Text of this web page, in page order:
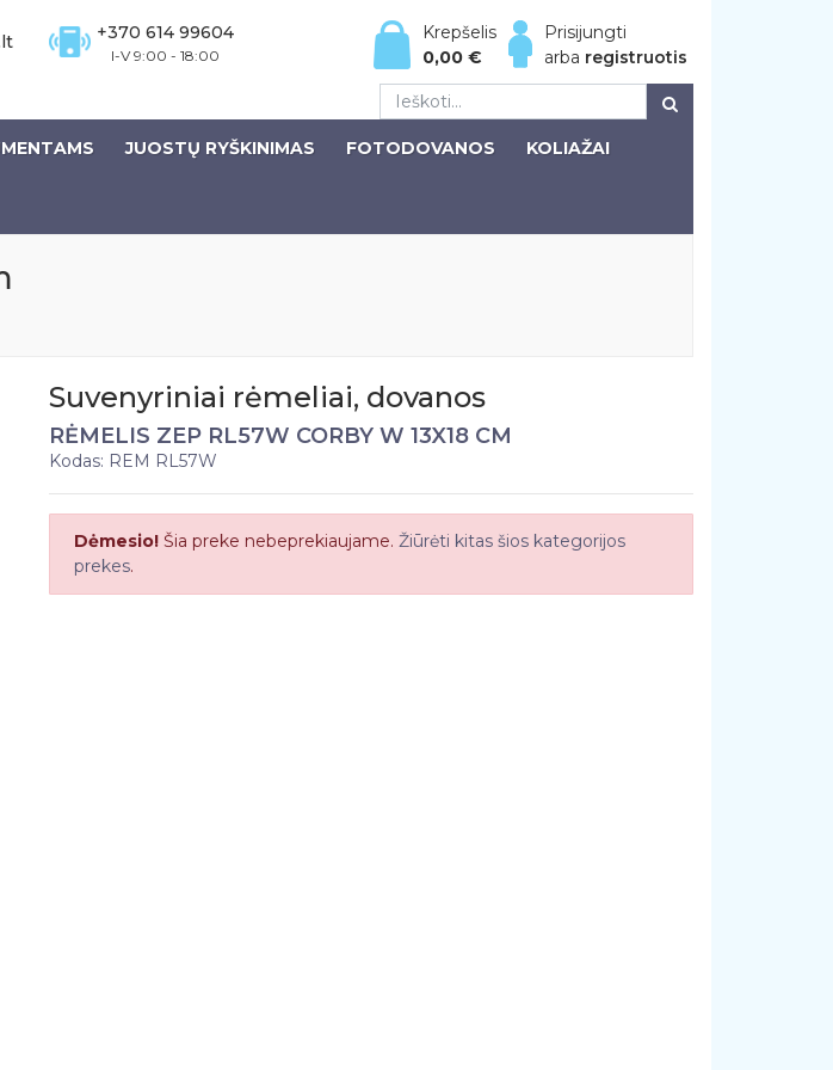
+370 614 99604
I-V 9:00 - 18:00
Prisijungti
arba registruotis
Krepšelis
0,00€
JUOSTŲ RYŠKINIMAS FOTODOVANOS KOLIAŽAI
Suvenyriniai rėmeliai, dovanos
RĖMELIS ZEP RL57W CORBY W 13X18 CM
Kodas: REM RL57W
Dėmesio! Šia preke nebeprekiaujame. Žiūrėti kitas šios kategorijos
prekes.